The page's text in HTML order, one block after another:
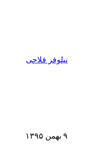
نیلوفر فلاحی
۹ بهمن ۱۳۹۵